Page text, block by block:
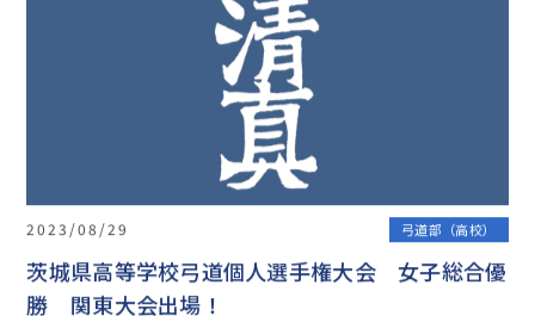
2023/08/29 弓道部（高校）
茨城県高等学校弓道個人選手権大会 女子総合優
勝 関東大会出場！